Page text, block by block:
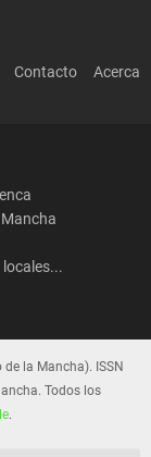
Contacto
Acerca
la Mancha). ISSN
Todos los
.